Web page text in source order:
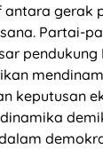
gerak
Partai-
keputusan